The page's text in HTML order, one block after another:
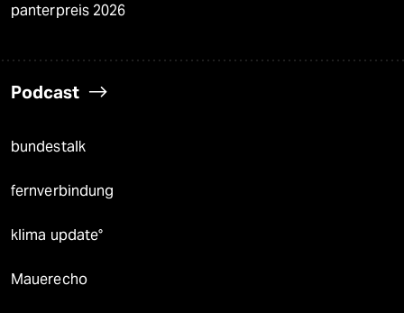
panterpreis 2026
Podcast
bundestalk
fernverbindung
klima update°
Mauerecho